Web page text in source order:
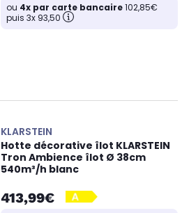
ou 4x par carte bancaire102,85€
puis 3x 93,50
KLARSTEIN
Hotte décorative îlot KLARSTEIN
Tron Ambience îlot Ø 38cm
540m³/h blanc
413,99€